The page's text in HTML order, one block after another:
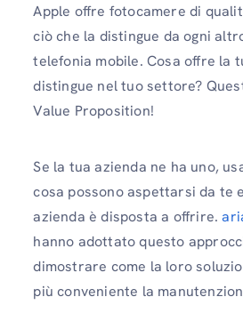
Apple offre fotocamere di
ciò che la distingue da ogni
telefonia mobile. Cosa offre la
distingue nel tuo settore?
Value Proposition!
Se la tua azienda ne ha uno,
cosa possono aspettarsi da te
azienda è disposta a offrire.
hanno adottato questo
dimostrare come la loro
più conveniente la